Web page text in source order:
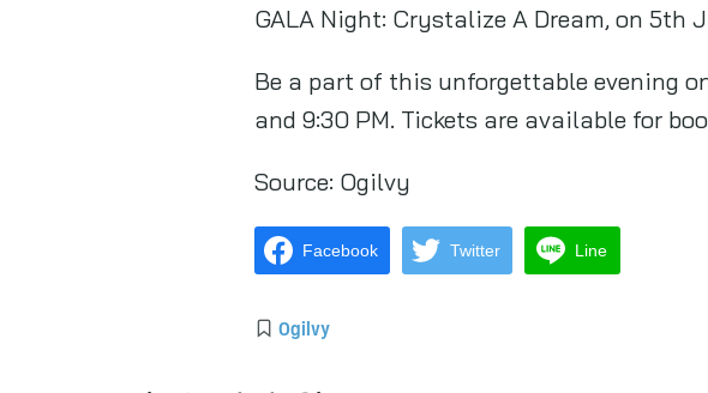
GALA Night: Crystalize A Dream, on 5th
Be a part of this unforgettable evening
and 9:30 PM. Tickets are available for
Source: Ogilvy
Facebook Twitter Line
Ogilvy